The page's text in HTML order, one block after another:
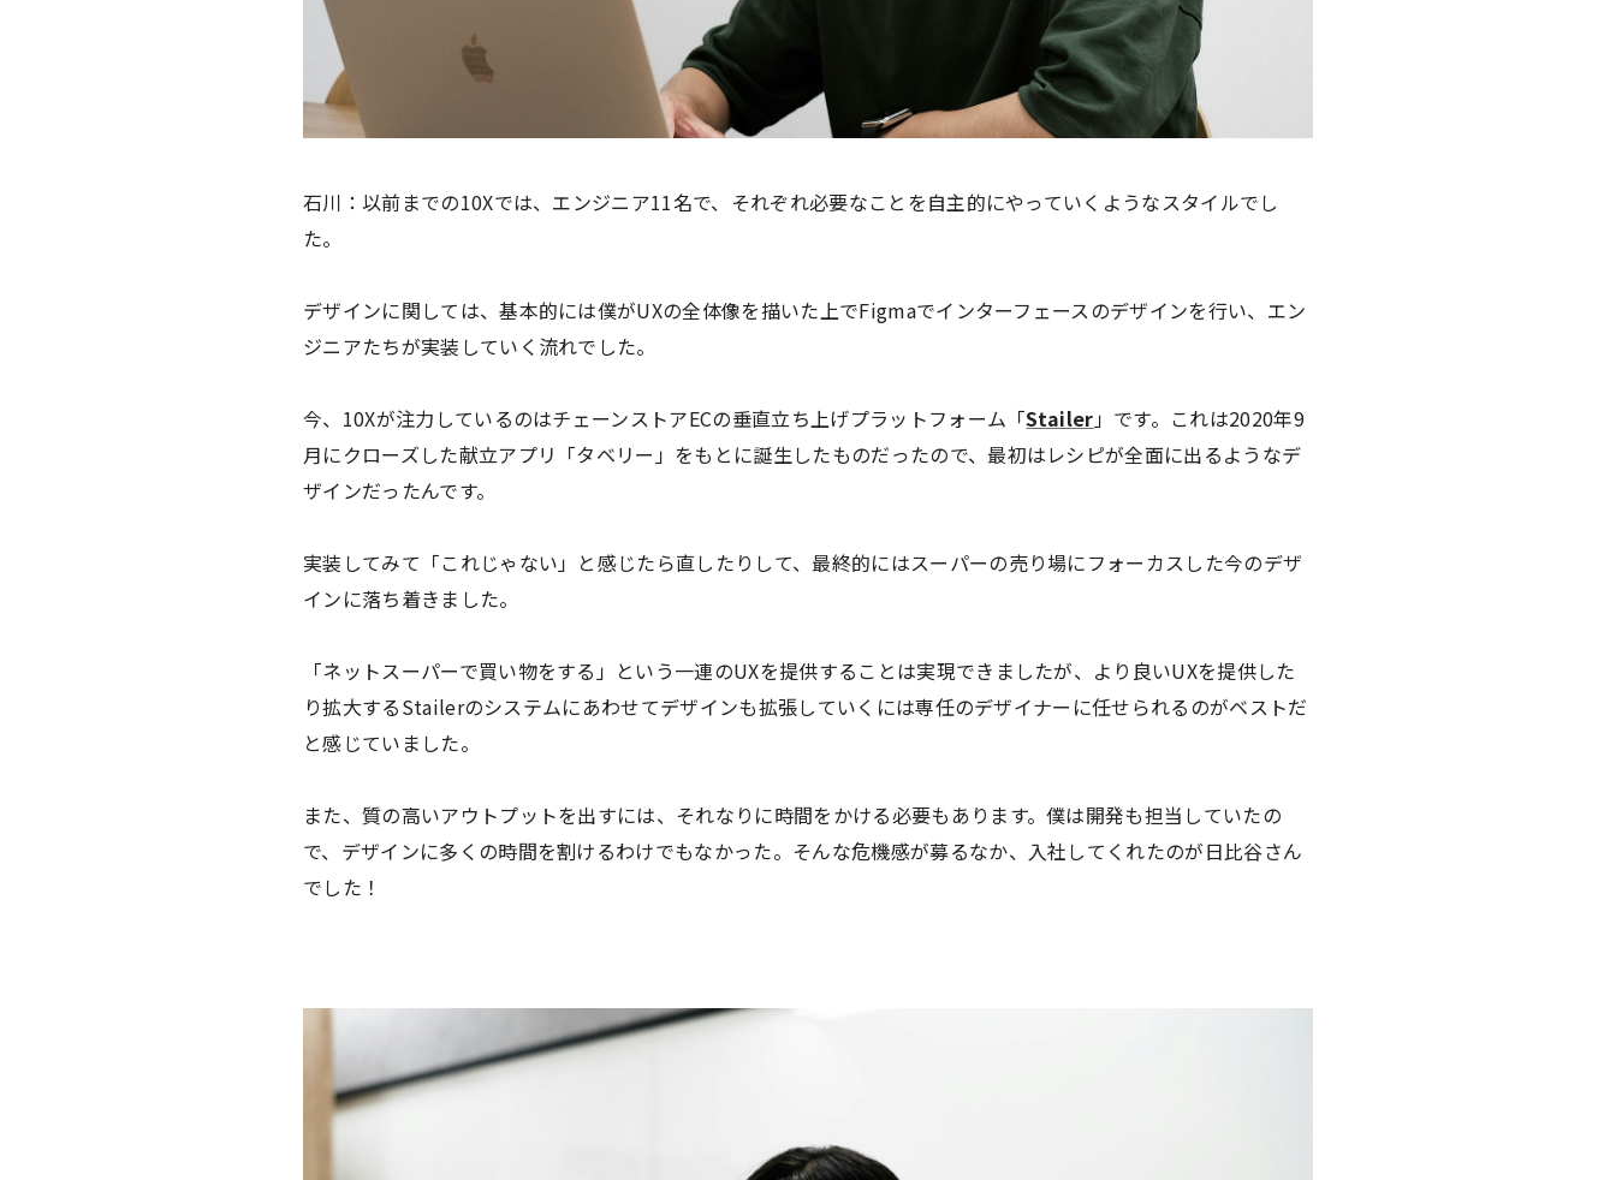
石川：以前までの10Xでは、エンジニア11名で、それぞれ必要なことを自主的にやっていくようなスタイルでし
た。
デザインに関しては、基本的には僕がUXの全体像を描いた上でFigmaでインターフェースのデザインを行い、エン
ジニアたちが実装していく流れでした。
今、10Xが注力しているのはチェーンストアECの垂直立ち上げプラットフォーム「Stailer」です。これは2020年9
月にクローズした献立アプリ「タベリー」をもとに誕生したものだったので、最初はレシピが全面に出るようなデ
ザインだったんです。
実装してみて「これじゃない」と感じたら直したりして、最終的にはスーパーの売り場にフォーカスした今のデザ
インに落ち着きました。
「ネットスーパーで買い物をする」という一連のUXを提供することは実現できましたが、より良いUXを提供した
り拡大するStailerのシステムにあわせてデザインも拡張していくには専任のデザイナーに任せられるのがベストだ
と感じていました。
また、質の高いアウトプットを出すには、それなりに時間をかける必要もあります。僕は開発も担当していたの
で、デザインに多くの時間を割けるわけでもなかった。そんな危機感が募るなか、入社してくれたのが日比谷さん
でした！